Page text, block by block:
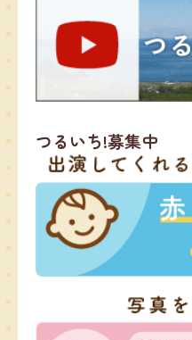
つるいち!募集中